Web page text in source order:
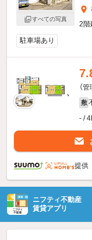
すべての写真
2階
駐車場あり
（
敷
- /
提供
ニフティ不動産
賃貸アプリ